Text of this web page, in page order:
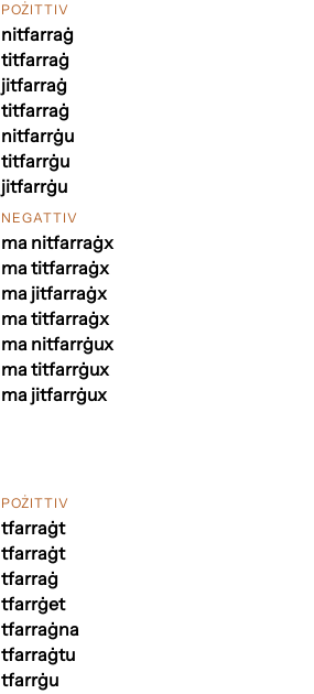
POŻITTIV
nitfarraġ
titfarraġ
jitfarraġ
titfarraġ
nitfarrġu
titfarrġu
jitfarrġu
NEGATTIV
ma nitfarraġx
ma titfarraġx
ma jitfarraġx
ma titfarraġx
ma nitfarrġux
ma titfarrġux
ma jitfarrġux
POŻITTIV
tfarraġt
tfarraġt
tfarraġ
tfarrġet
tfarraġna
tfarraġtu
tfarrġu